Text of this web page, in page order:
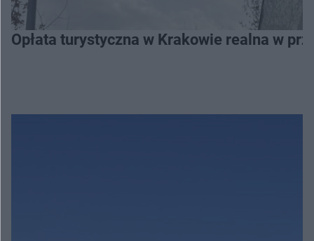
Opłata turystyczna w Krakowie realna w